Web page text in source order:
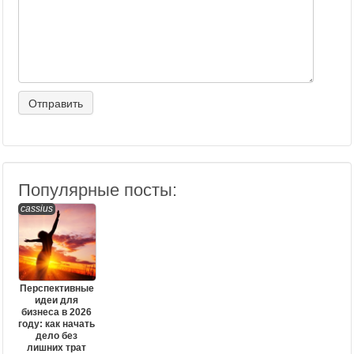
Популярные посты:
cassius
Перспективные
идеи для
бизнеса в 2026
году: как начать
дело без
лишних трат